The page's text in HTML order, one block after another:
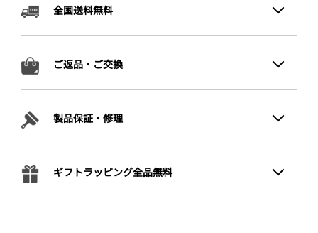
全国送料無料
ご返品・ご交換
製品保証・修理
ギフトラッピング全品無料